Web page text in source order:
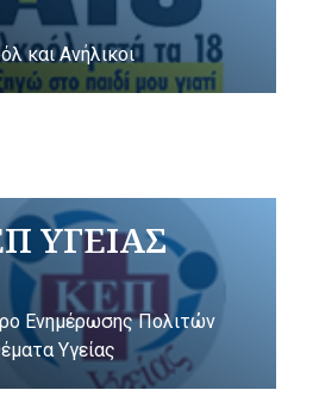
και Ανήλικοι
ΥΓΕΙΑΣ
Ενημέρωσης Πολιτών
Υγείας